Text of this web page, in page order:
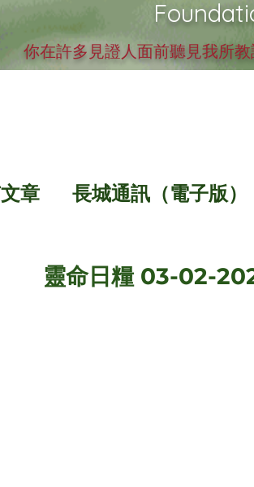
你在許多見證人面前聽見我所
章 長城通訊（電子版）
靈命日糧 03-02-